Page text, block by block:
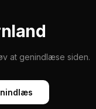
at genindlæse siden.